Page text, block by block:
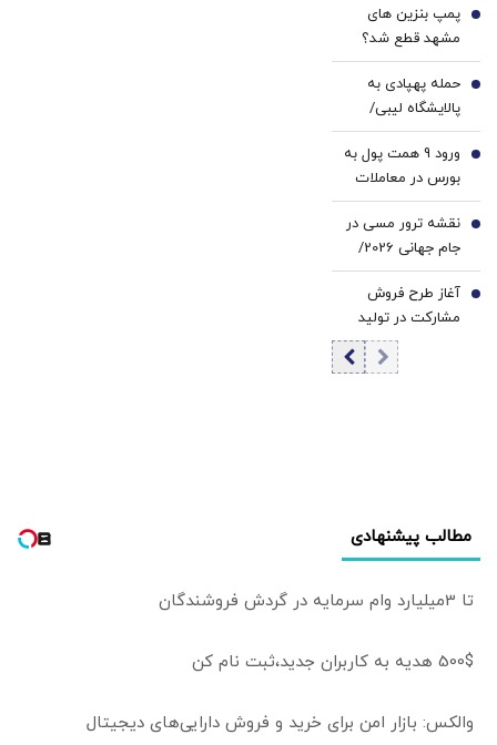
پمپ بنزین های
مشهد قطع شد؟
3
حمله پهپادی به
پالایشگاه لیبی/
هیچ آتش‌سوزی
رخ نداده و هیچ
کس مجروح نشده
است
4
ورود 9 همت پول به
بورس در معاملات
امروز | فقط 18 نماد
منفی بودند |
بازگشایی نماد
«فولاد» پس از 5.5
ماه
5
نقشه ترور مسی در
جام جهانی 2026/
تهدید به بمب
گذاری پیش از بازی
آرژانتین با مصر/
ماجرا چه بود؟
6
آغاز طرح فروش
مشارکت در تولید
سایپا/ مبلغ پیش
پرداخت اعلام شد
7
مطالب پیشنهادی
تا 3میلیارد وام سرمایه در گردش فروشندگان
500$ هدیه به کاربران جدید،ثبت نام کن
والکس: بازار امن برای خرید و فروش دارایی‌های دیجیتال